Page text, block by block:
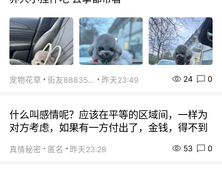
宠物花草 街友88835518 昨天23:49 24 0
什么叫感情呢？应该在平等的区域间，一样为
对方考虑，如果有一方付出了，金钱，得不到
真情秘密 匿名 昨天23:28 53 0